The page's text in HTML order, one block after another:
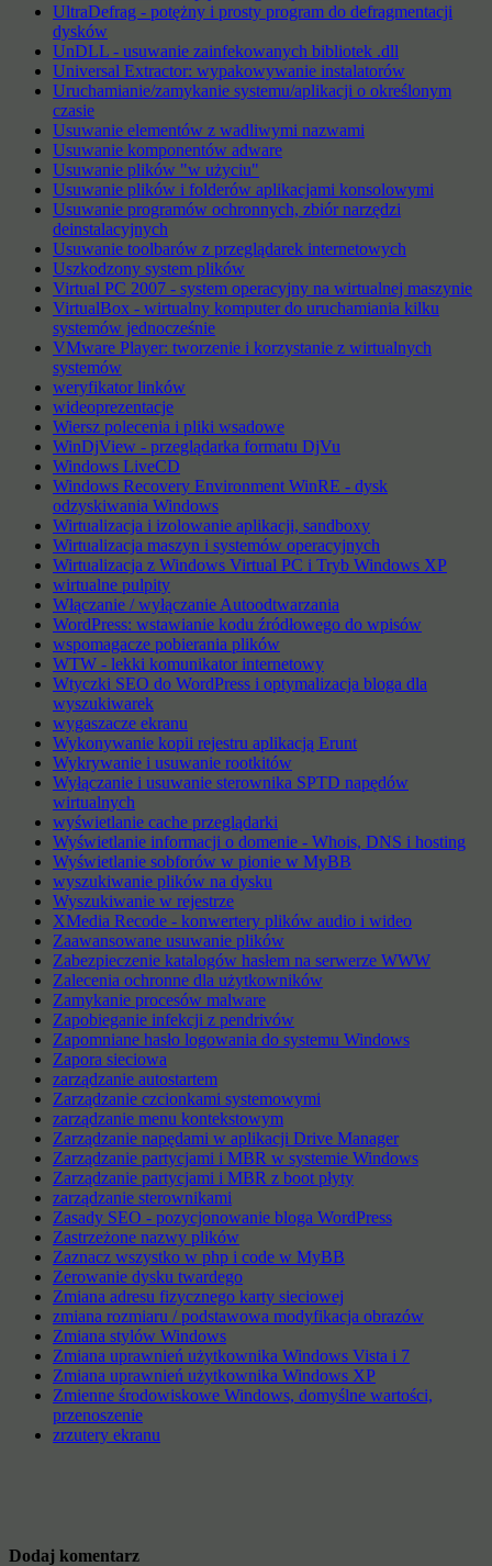
UltraDefrag - potężny i prosty program do defragmentacji
dysków
UnDLL - usuwanie zainfekowanych bibliotek .dll
Universal Extractor: wypakowywanie instalatorów
Uruchamianie/zamykanie systemu/aplikacji o określonym
czasie
Usuwanie elementów z wadliwymi nazwami
Usuwanie komponentów adware
Usuwanie plików "w użyciu"
Usuwanie plików i folderów aplikacjami konsolowymi
Usuwanie programów ochronnych, zbiór narzędzi
deinstalacyjnych
Usuwanie toolbarów z przeglądarek internetowych
Uszkodzony system plików
Virtual PC 2007 - system operacyjny na wirtualnej maszynie
VirtualBox - wirtualny komputer do uruchamiania kilku
systemów jednocześnie
VMware Player: tworzenie i korzystanie z wirtualnych
systemów
weryfikator linków
wideoprezentacje
Wiersz polecenia i pliki wsadowe
WinDjView - przeglądarka formatu DjVu
Windows LiveCD
Windows Recovery Environment WinRE - dysk
odzyskiwania Windows
Wirtualizacja i izolowanie aplikacji, sandboxy
Wirtualizacja maszyn i systemów operacyjnych
Wirtualizacja z Windows Virtual PC i Tryb Windows XP
wirtualne pulpity
Włączanie / wyłączanie Autoodtwarzania
WordPress: wstawianie kodu źródłowego do wpisów
wspomagacze pobierania plików
WTW - lekki komunikator internetowy
Wtyczki SEO do WordPress i optymalizacja bloga dla
wyszukiwarek
wygaszacze ekranu
Wykonywanie kopii rejestru aplikacją Erunt
Wykrywanie i usuwanie rootkitów
Wyłączanie i usuwanie sterownika SPTD napędów
wirtualnych
wyświetlanie cache przeglądarki
Wyświetlanie informacji o domenie - Whois, DNS i hosting
Wyświetlanie sobforów w pionie w MyBB
wyszukiwanie plików na dysku
Wyszukiwanie w rejestrze
XMedia Recode - konwertery plików audio i wideo
Zaawansowane usuwanie plików
Zabezpieczenie katalogów hasłem na serwerze WWW
Zalecenia ochronne dla użytkowników
Zamykanie procesów malware
Zapobieganie infekcji z pendrivów
Zapomniane hasło logowania do systemu Windows
Zapora sieciowa
zarządzanie autostartem
Zarządzanie czcionkami systemowymi
zarządzanie menu kontekstowym
Zarządzanie napędami w aplikacji Drive Manager
Zarządzanie partycjami i MBR w systemie Windows
Zarządzanie partycjami i MBR z boot płyty
zarządzanie sterownikami
Zasady SEO - pozycjonowanie bloga WordPress
Zastrzeżone nazwy plików
Zaznacz wszystko w php i code w MyBB
Zerowanie dysku twardego
Zmiana adresu fizycznego karty sieciowej
zmiana rozmiaru / podstawowa modyfikacja obrazów
Zmiana stylów Windows
Zmiana uprawnień użytkownika Windows Vista i 7
Zmiana uprawnień użytkownika Windows XP
Zmienne środowiskowe Windows, domyślne wartości,
przenoszenie
zrzutery ekranu
Dodaj komentarz